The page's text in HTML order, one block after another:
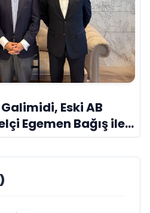
Eski AB
Egemen Bağış ile